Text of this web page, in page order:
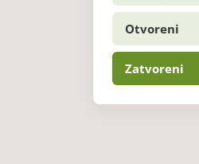
Otvoreni
Zatvoreni